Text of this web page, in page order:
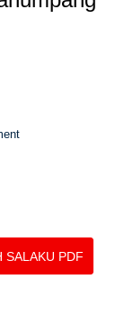
SALAKU PDF